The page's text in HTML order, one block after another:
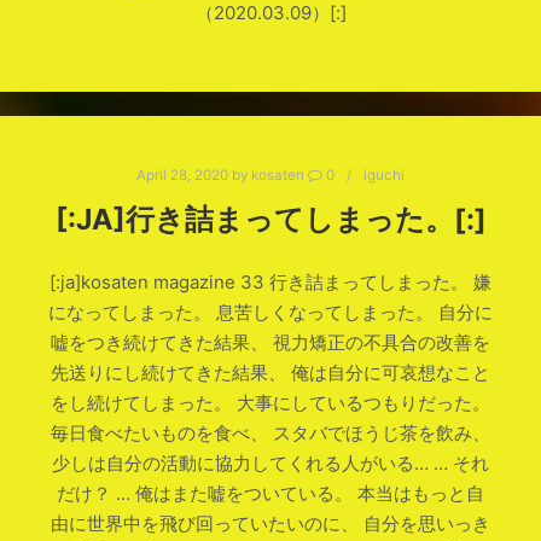
（2020.03.09）[:]
April 28, 2020 by kosaten 0 iguchi
[:JA]行き詰まってしまった。[:]
[:ja]kosaten magazine 33 行き詰まってしまった。 嫌
になってしまった。 息苦しくなってしまった。 自分に
嘘をつき続けてきた結果、 視力矯正の不具合の改善を
先送りにし続けてきた結果、 俺は自分に可哀想なこと
をし続けてしまった。 大事にしているつもりだった。
毎日食べたいものを食べ、 スタバでほうじ茶を飲み、
少しは自分の活動に協力してくれる人がいる… … それ
だけ？ … 俺はまた嘘をついている。 本当はもっと自
由に世界中を飛び回っていたいのに、 自分を思いっき